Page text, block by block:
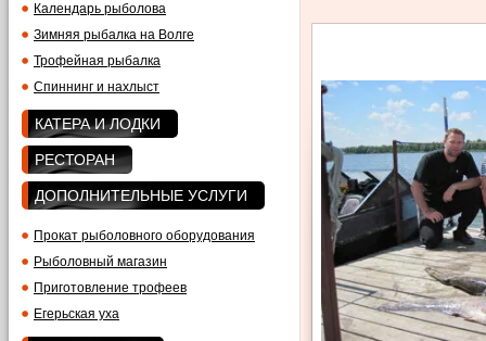
Календарь рыболова
Зимняя рыбалка на Волге
Трофейная рыбалка
Спиннинг и нахлыст
КАТЕРА И ЛОДКИ
РЕСТОРАН
ДОПОЛНИТЕЛЬНЫЕ УСЛУГИ
Прокат рыболовного оборудования
Рыболовный магазин
Приготовление трофеев
Егерьская уха